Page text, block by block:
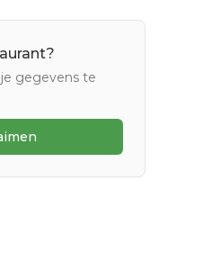
gegevens te